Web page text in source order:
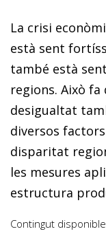
La crisi
està sent
també està
regions. Això
desigualtat
diversos
disparitat
les mesures
estructura
Contingut